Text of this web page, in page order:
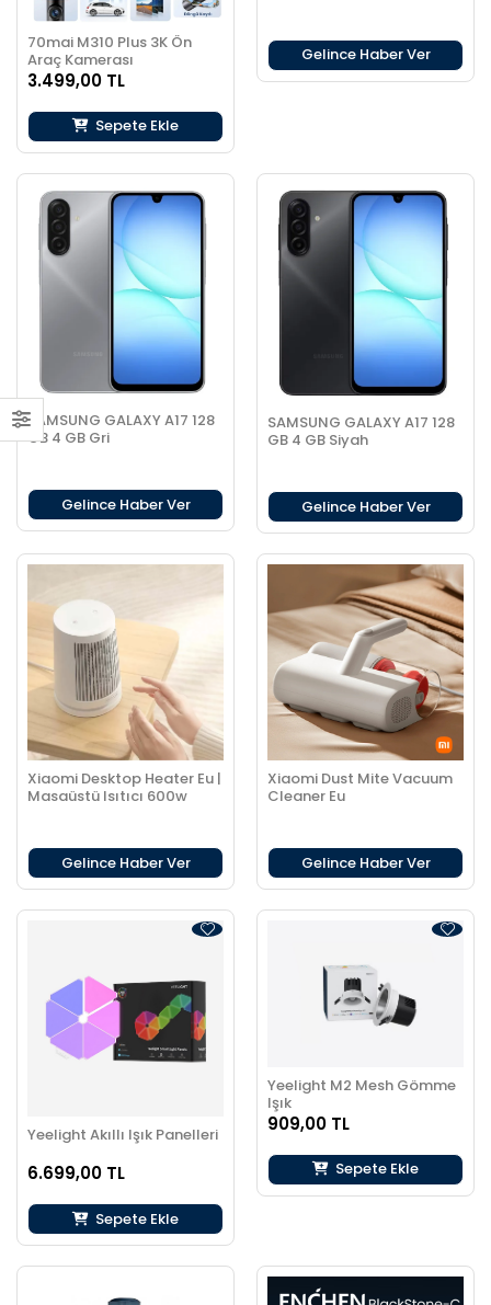
70mai M310 Plus 3K Ön
Araç Kamerası
3.499,00 TL
Sepete Ekle
Gelince Haber Ver
SAMSUNG GALAXY A17 128
GB 4 GB Gri
Gelince Haber Ver
SAMSUNG GALAXY A17 128
GB 4 GB Siyah
Gelince Haber Ver
Xiaomi Desktop Heater Eu |
Masaüstü Isıtıcı 600w
Gelince Haber Ver
Xiaomi Dust Mite Vacuum
Cleaner Eu
Gelince Haber Ver
Yeelight Akıllı Işık Panelleri
6.699,00 TL
Sepete Ekle
Yeelight M2 Mesh Gömme
Işık
909,00 TL
Sepete Ekle